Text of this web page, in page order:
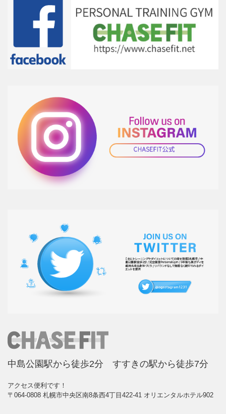
中島公園駅から徒歩2分 すすきの駅から徒歩7分
アクセス便利です！
〒064-0808 札幌市中央区南8条西4丁目422-41 オリエンタルホテル902